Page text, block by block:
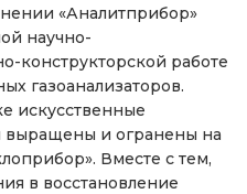
«Аналитприбор»
научно-
конструкторской работе
газоанализаторов.
искусственные
выращены и огранены на
Вместе с тем,
в восстановление